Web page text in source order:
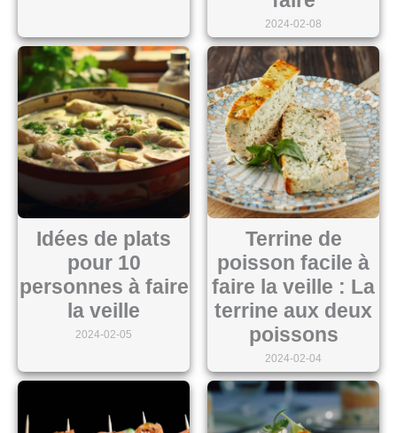
2024-02-08
Idées de plats
pour 10
personnes à faire
la veille
2024-02-05
Terrine de
poisson facile à
faire la veille : La
terrine aux deux
poissons
2024-02-04